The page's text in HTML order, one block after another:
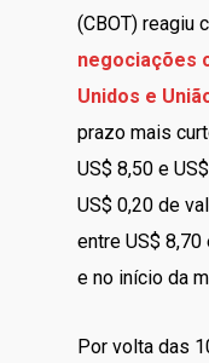
(CBOT) reagiu
negociações
Unidos e
prazo mais
US$ 8,50 e
US$ 0,20 de
entre US$ 8,70
e no início da
Por volta das